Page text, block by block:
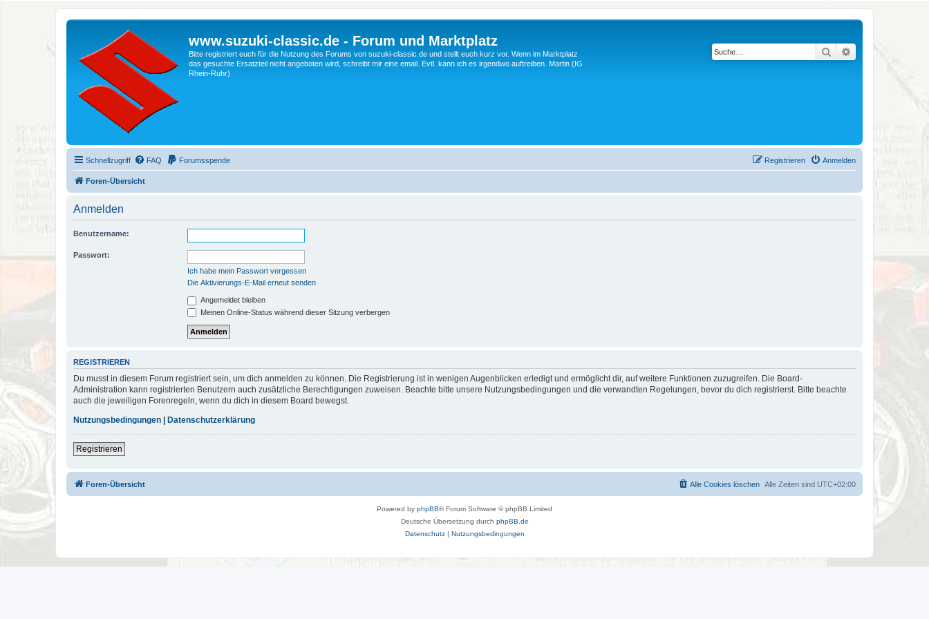
www.suzuki-classic.de - Forum und Marktplatz
Bitte registriert euch für die Nutzung des Forums von suzuki-classic.de und stellt euch kurz vor. Wenn im Marktplatz
das gesuchte Ersatzteil nicht angeboten wird, schreibt mir eine email. Evtl. kann ich es irgendwo auftreiben. Martin (IG
Rhein-Ruhr)
Suche Erweiterte Suche
Schnellzugriff FAQ Forumsspende Anmelden
Registrieren
Foren-Übersicht
Anmelden
Benutzername:
Passwort:
Ich habe mein Passwort vergessen
Die Aktivierungs-E-Mail erneut senden
Angemeldet bleiben
Meinen Online-Status während dieser Sitzung verbergen
REGISTRIEREN
Du musst in diesem Forum registriert sein, um dich anmelden zu können. Die Registrierung ist in wenigen Augenblicken erledigt und ermöglicht dir, auf weitere Funktionen zuzugreifen. Die Board-
Administration kann registrierten Benutzern auch zusätzliche Berechtigungen zuweisen. Beachte bitte unsere Nutzungsbedingungen und die verwandten Regelungen, bevor du dich registrierst. Bitte beachte
auch die jeweiligen Forenregeln, wenn du dich in diesem Board bewegst.
Nutzungsbedingungen | Datenschutzerklärung
Registrieren
Foren-Übersicht Alle Zeiten sind UTC+02:00
Alle Cookies löschen
Powered by phpBB® Forum Software © phpBB Limited
Deutsche Übersetzung durch phpBB.de
Datenschutz| Nutzungsbedingungen